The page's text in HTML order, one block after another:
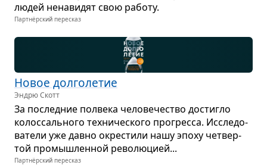
людей нена­ви­дят свою работу.
Партнёрский пересказ
Новое дол­го­ле­тие
Эндрю Скотт
За послед­ние пол­века чело­ве­че­ство достигло
колос­саль­ного тех­ни­че­ского про­гресса. Иссле­до­
ва­тели уже давно окре­стили нашу эпоху чет­вер­
той про­мыш­лен­ной рево­лю­цией...
Партнёрский пересказ